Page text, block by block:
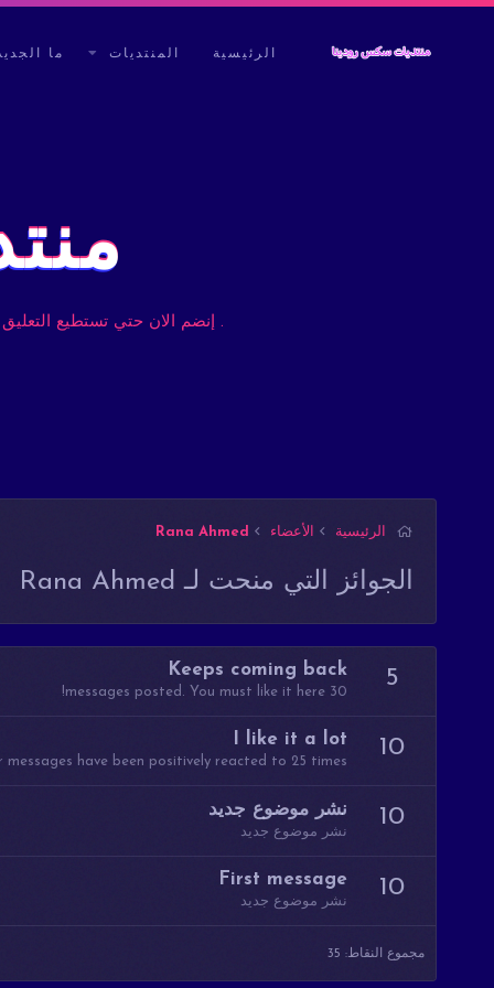
الرئيسية المنتديات ما
. إنضم الان حتي تستطيع
الرئيسية الأعضاء Rana Ahmed
الجوائز التي منحت لـ Rana Ahmed
5
Keeps coming back
30 messages posted. You must like it here!
10
I like it a lot
messages have been positively reacted to 25 times.
10 نشر موضوع جديد
نشر موضوع جديد
10
First message
نشر موضوع جديد
مجموع النقاط: 35